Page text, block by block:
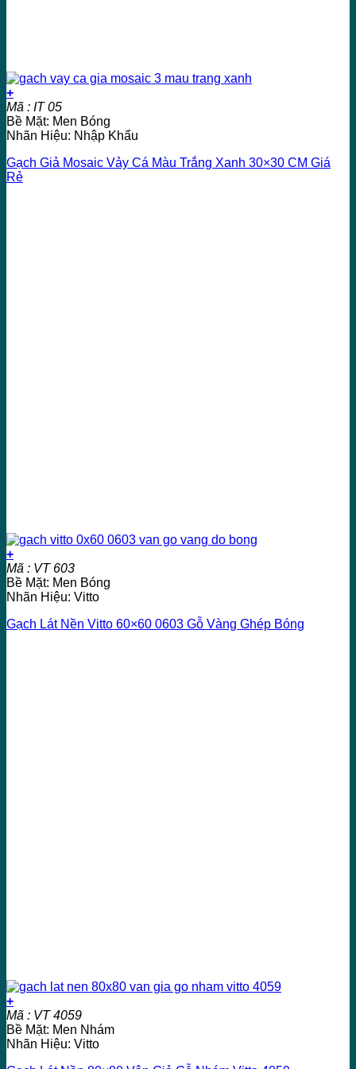
+
Mã : IT 05
Bề Mặt: Men Bóng
Nhãn Hiệu: Nhập Khẩu
Gạch Giả Mosaic Vảy Cá Màu Trắng Xanh 30×30 CM Giá
Rẻ
+
Mã : VT 603
Bề Mặt: Men Bóng
Nhãn Hiệu: Vitto
Gạch Lát Nền Vitto 60×60 0603 Gỗ Vàng Ghép Bóng
+
Mã : VT 4059
Bề Mặt: Men Nhám
Nhãn Hiệu: Vitto